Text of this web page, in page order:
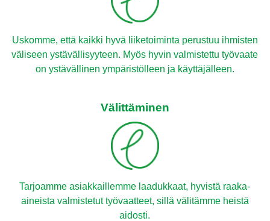
Uskomme, että kaikki hyvä liiketoiminta perustuu ihmisten
väliseen ystävällisyyteen. Myös hyvin valmistettu työvaate
on ystävällinen ympäristölleen ja käyttäjälleen.
Välittäminen
Tarjoamme asiakkaillemme laadukkaat, hyvistä raaka-
aineista valmistetut työvaatteet, sillä välitämme heistä
aidosti.